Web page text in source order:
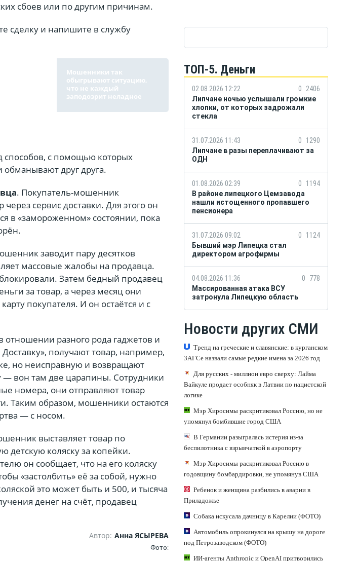
сбоев или по другим причинам.
сделку и напишите в службу
Мошенники так
обыгрывают ситуацию,
что не каждый
заподозрит неладное
с помощью которых
друг друга.
. Покупатель-мошенник
сервис доставки. Для этого он
в «замороженном» состоянии, пока
заводит пару десятков
массовые жалобы на продавца.
Затем бедный продавец
за товар, а через месяц они
покупателя. И он остаётся и с
отношении разного рода гаджетов и
получают товар, например,
но неисправную и возвращают
— вон там две царапины. Сотрудники
номера, они отправляют товар
Таким образом, мошенники остаются
— с носом.
выставляет товар по
детскую коляску за копейки.
он сообщает, что на его коляску
«застолбить» её за собой, нужно
это может быть и 500, и тысяча
денег на счёт, продавец
Автор: Анна ЯСЫРЕВА
Фото:
ТОП-5. Деньги
02.08.2026 12:22 0
2406
Липчане ночью услышали громкие
хлопки, от которых задрожали
стекла
31.07.2026 11:43 0
1290
Липчане в разы переплачивают за
ОДН
01.08.2026 02:39 0
1194
В районе липецкого Цемзавода
нашли истощенного пропавшего
пенсионера
31.07.2026 09:02 0
1124
Бывший мэр Липецка стал
директором агрофирмы
04.08.2026 11:36 0
778
Массированная атака ВСУ
затронула Липецкую область
Новости других СМИ
Тренд на греческие и славянские: в курганском
ЗАГСе назвали самые редкие имена за 2026 год
Для русских - миллион евро сверху: Лайма
Вайкуле продает особняк в Латвии по нацистской
логике
Мэр Хиросимы раскритиковал Россию, но не
упомянул бомбившие город США
В Германии разыгралась истерия из-за
беспилотника с взрывчаткой в аэропорту
Мэр Хиросимы раскритиковал Россию в
годовщину бомбардировки, не упомянув США
Ребенок и женщина разбились в аварии в
Приладожье
Собака искусала дачницу в Карелии (ФОТО)
Автомобиль опрокинулся на крышу на дороге
под Петрозаводском (ФОТО)
ИИ-агенты Anthropic и OpenAI притворились